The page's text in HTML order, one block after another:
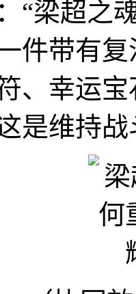
“梁超之
件带有
、幸运
是维持